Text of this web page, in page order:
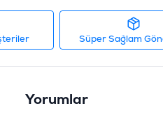
Süper Sağlam
Yorumlar